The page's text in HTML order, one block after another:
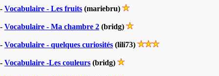
- Vocabulaire - Les fruits (mariebru)
- Vocabulaire - Ma chambre 2 (bridg)
- Vocabulaire - quelques curiosités (lili73)
- Vocabulaire -Les couleurs (bridg)